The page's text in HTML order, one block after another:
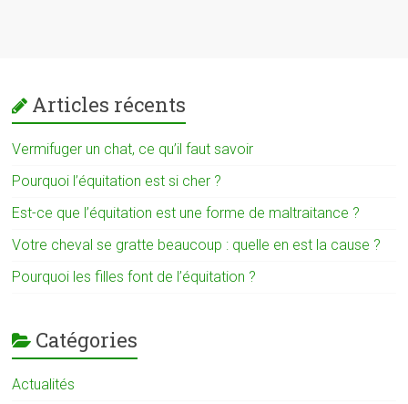
Articles récents
Vermifuger un chat, ce qu’il faut savoir
Pourquoi l’équitation est si cher ?
Est-ce que l’équitation est une forme de maltraitance ?
Votre cheval se gratte beaucoup : quelle en est la cause ?
Pourquoi les filles font de l’équitation ?
Catégories
Actualités